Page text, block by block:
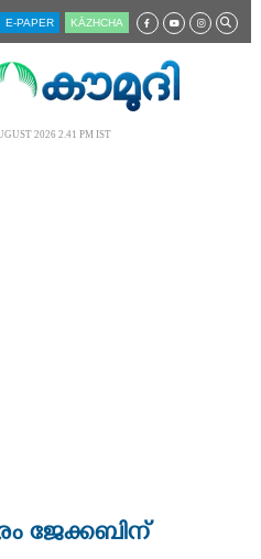
E-PAPER KĀZHCHA
2026 2.41 PM IST
ജേക്കബി​ന്